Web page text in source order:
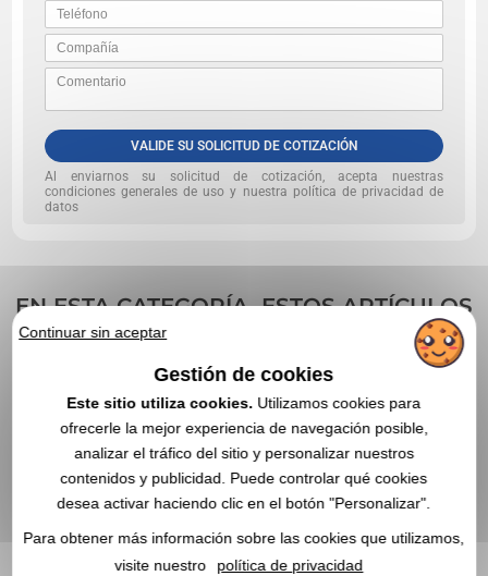
VALIDE SU SOLICITUD DE COTIZACIÓN
Al enviarnos su solicitud de cotización, acepta nuestras
condiciones generales de uso y nuestra política de privacidad de
datos
EN ESTA CATEGORÍA, ESTOS ARTÍCULOS
PROMOCIONALES TAMBIÉN PUEDEN
Réf. 00011V0158139
Cubitera flexible
Continuar sin aceptar
Gestión de cookies
Este sitio utiliza cookies. Utilizamos cookies para
ofrecerle la mejor experiencia de navegación posible,
analizar el tráfico del sitio y personalizar nuestros
contenidos y publicidad. Puede controlar qué cookies
desea activar haciendo clic en el botón "Personalizar".
Para obtener más información sobre las cookies que utilizamos,
visite nuestro
política de privacidad